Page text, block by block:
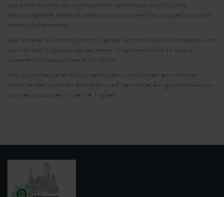
das kommt nicht von irgendwoher: denn Adler sind für ihre
hervorragende Sehkraft bekannt und können fast doppelt so scharf
sehen als Menschen.
Seit unserer Gründung sind wir jedes Jahr mit voller Mannstärke und
aktiv an der Vogelstange vertreten. Erkennen könnt ihr uns an
unseren bordeauxroten Polo-Shirts.
Wir wünschen allen Schützenbrüdern und Gästen ein schönes
Schützenfest und den Anwärtern auf den Vogel ein glückliches und
ruhiges Händchen.
Eure L.A. Eagles